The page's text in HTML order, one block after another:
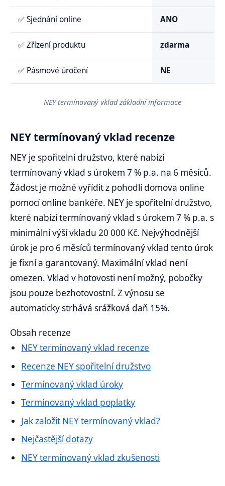
✅ Sjednání online ANO
✅ Zřízení produktu zdarma
✅ Pásmové úročení NE
NEY termínovaný vklad základní informace
NEY termínovaný vklad recenze
NEY je spořitelní družstvo, které nabízí
termínovaný vklad s úrokem 7 % p.a. na 6 měsíců.
Žádost je možné vyřídit z pohodlí domova online
pomocí online bankéře. NEY je spořitelní družstvo,
které nabízí termínovaný vklad s úrokem 7 % p.a. s
minimální výší vkladu 20 000 Kč. Nejvýhodnější
úrok je pro 6 měsíců termínovaný vklad tento úrok
je fixní a garantovaný. Maximální vklad není
omezen. Vklad v hotovosti není možný, pobočky
jsou pouze bezhotovostní. Z výnosu se
automaticky strhává srážková daň 15%.
Obsah recenze
NEY termínovaný vklad recenze
Recenze NEY spořitelní družstvo
Termínovaný vklad úroky
Termínovaný vklad poplatky
Jak založit NEY termínovaný vklad?
Nejčastější dotazy
NEY termínovaný vklad zkušenosti